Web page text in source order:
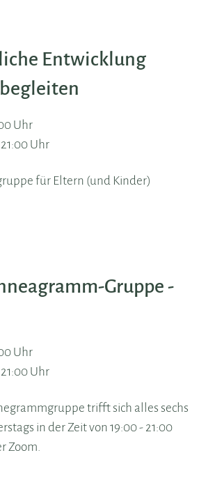
Entwicklung
Uhr
Uhr
für Eltern (und Kinder)
Gruppe -
Uhr
Uhr
trifft sich alles sechs
in der Zeit von 19:00 - 21:00
Zoom.